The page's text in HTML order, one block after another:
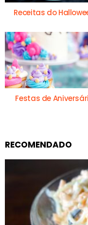
Receitas do
Festas de
RECOMENDADO